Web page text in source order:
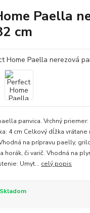
Paella
cm
panvica. Vrchný
4 cm Celkový dĺžka vrátane
na prípravu paelly,
horák, či varič. Vhodná na
Umyt... celý popis
Skladom